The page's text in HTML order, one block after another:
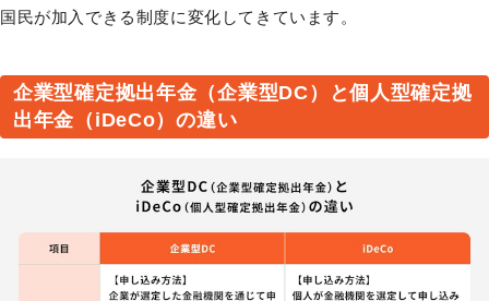
国民が加入できる制度に変化してきています。
企業型確定拠出年金（企業型DC）と個人型確定拠
出年金（iDeCo）の違い